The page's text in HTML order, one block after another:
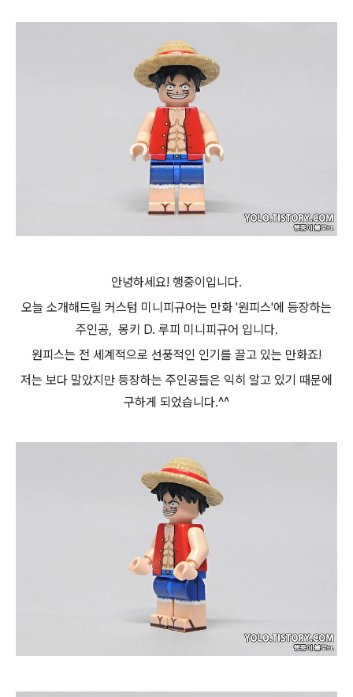
안녕하세요! 행중이입니다.
오늘 소개해드릴 커스텀 미니피규어는 만화 '원피스'에 등장하는
주인공, 몽키 D. 루피 미니피규어 입니다.
원피스는 전 세계적으로 선풍적인 인기를 끌고 있는 만화죠!
저는 보다 말았지만 등장하는 주인공들은 익히 알고 있기 때문에
구하게 되었습니다.^^